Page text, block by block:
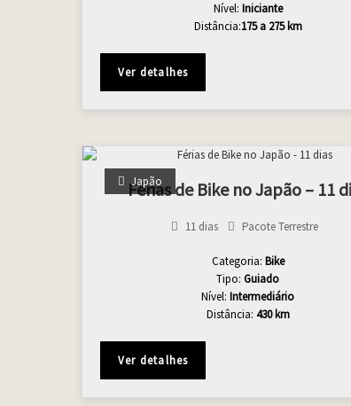
Nível: Iniciante
Distância:175 a 275 km
Ver detalhes
Japão
Férias de Bike no Japão – 11
11 dias Pacote Terrestre
Categoria: Bike
Tipo:Guiado
Nível:Intermediário
Distância: 430 km
Ver detalhes